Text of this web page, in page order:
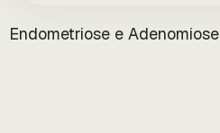
Endometriose e Adenomiose